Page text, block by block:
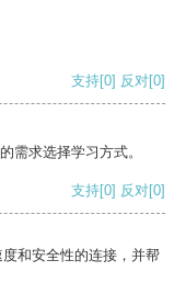
支持[0] 反对[0]
需求选择学习方式。
支持[0] 反对[0]
和安全性的连接，并帮